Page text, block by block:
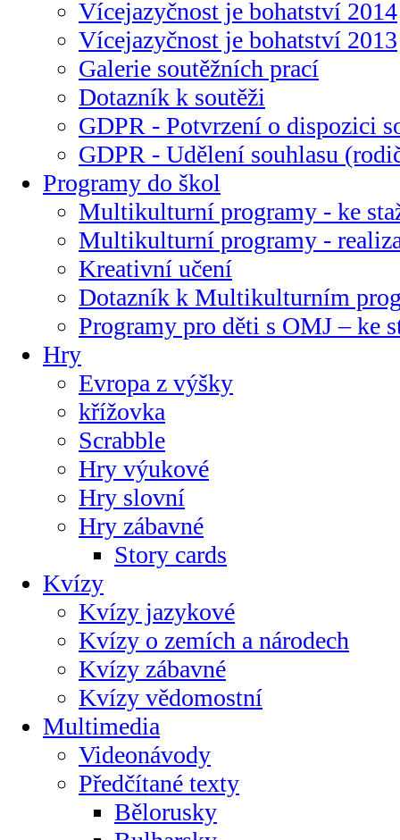
Vícejazyčnost je bohatství 2014
Vícejazyčnost je bohatství 2013
Galerie soutěžních prací
Dotazník k soutěži
GDPR - Potvrzení o dispozici
GDPR - Udělení souhlasu
Programy do škol
Multikulturní programy - ke
Multikulturní programy -
Kreativní učení
Dotazník k Multikulturním
Programy pro děti s OMJ – ke
Hry
Evropa z výšky
křížovka
Scrabble
Hry výukové
Hry slovní
Hry zábavné
Story cards
Kvízy
Kvízy jazykové
Kvízy o zemích a národech
Kvízy zábavné
Kvízy vědomostní
Multimedia
Videonávody
Předčítané texty
Bělorusky